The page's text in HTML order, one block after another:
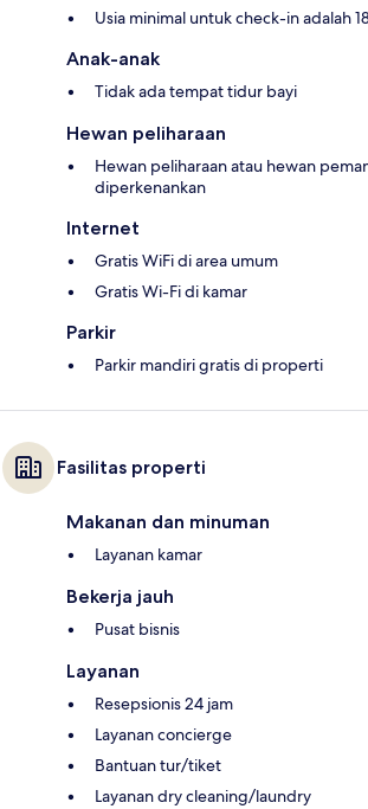
Usia minimal untuk check-in adalah
Anak-anak
Tidak ada tempat tidur bayi
Hewan peliharaan
Hewan peliharaan atau hewan
diperkenankan
Internet
Gratis WiFi di area umum
Gratis Wi-Fi di kamar
Parkir
Parkir mandiri gratis di properti
Fasilitas properti
Makanan dan minuman
Layanan kamar
Bekerja jauh
Pusat bisnis
Layanan
Resepsionis 24 jam
Layanan concierge
Bantuan tur/tiket
Layanan dry cleaning/laundry